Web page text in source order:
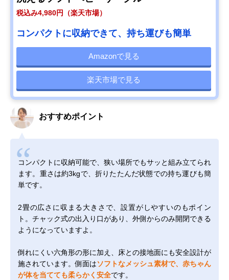
税込み4,980円（楽天市場）
コンパクトに収納できて、持ち運びも簡単
Amazonで見る
楽天市場で見る
おすすめポイント
コンパクトに収納可能で、狭い場所でもサッと組み立てられ
ます。重さは約3kgで、折りたたんだ状態での持ち運びも簡
単です。
2畳の広さに収まる大きさで、設置がしやすいのもポイン
ト。チャック式の出入り口があり、外側からのみ開閉できる
ようになっていますよ。
倒れにくい六角形の形に加え、床との接地面にも安全設計が
施されています。側面はソフトなメッシュ素材で、赤ちゃん
が体を当てても柔らかく安全です。